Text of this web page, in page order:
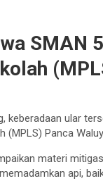
SMAN
keberadaan ular
(MPLS) Panca
materi
api,